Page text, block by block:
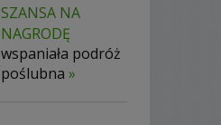
SZANSA NA
NAGRODĘ
wspaniała podróż
poślubna »